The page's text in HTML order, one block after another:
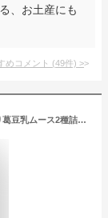
、お土産にも
めコメント (49件) >
お歳暮 ギフト プレゼント 和菓子 葛菓子【ふわり葛豆乳ムース2種詰合せ 6個入 丸型 吉田屋】送料無料 お取り寄せ 法要 手土産 常温 日持ち お供え お返し 奈良 お菓子 吉野葛 本葛 有機豆乳 奈良土産 詰め合わせ 卵・乳製品不使用 御祝